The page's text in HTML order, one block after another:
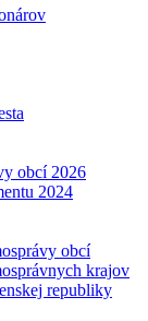
obcí 2026
2024
obcí
krajov
republiky